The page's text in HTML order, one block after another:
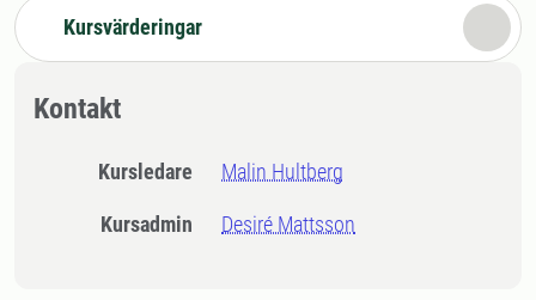
Kursvärderingar
Kontakt
Kursledare Malin Hultberg
Kursadmin Desiré Mattsson